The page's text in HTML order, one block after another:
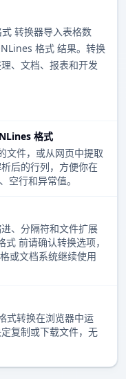
转换器导入表格数
格式 结果。转换
、文档、报表和开发
格式
文件，或从网页中提取
后的行列，方便你在
空行和异常值。
、分隔符和文件扩展
前请确认转换选项，
或文档系统继续使用
式转换在浏览器中运
复制或下载文件，无